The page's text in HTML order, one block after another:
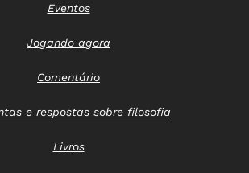
Eventos
Jogando agora
Comentário
e respostas sobre filosofia
Livros